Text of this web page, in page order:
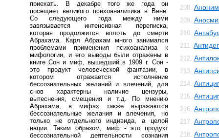
приехать. В декабре того же года он
посещает великого психоаналитика в Вене.
Со следующего года между ними
завязывается интенсивная переписка,
которая продолжится вплоть до смерти
Абрахама. Карл Абрахам много занимался
проблемами применения психоанализа к
мифологии, и его выводы были отражены в
книге Сон и миф, вышедший в 1909 г. Сон -
это продукт человеческой фантазии, в
котором отражается исполнение
бессознательных желаний и влечений, для
снов характерны наличие цензуры,
вытеснения, смещения и т.д. По мнению
Абрахама, в мифах также выражаются
бессознательные желания и влечения, но
только не отдельного индивида, а целой
нации. Таким образом, миф - это продукт
бессознательной деятельности сознания
208.
209.
210.
211.
212.
213.
214.
215.
216.
217.
218.